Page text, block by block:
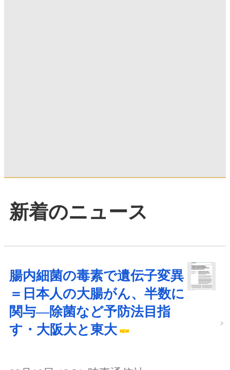
新着のニュース
腸内細菌の毒素で遺伝子変異
＝日本人の大腸がん、半数に
関与―除菌など予防法目指
す・大阪大と東大